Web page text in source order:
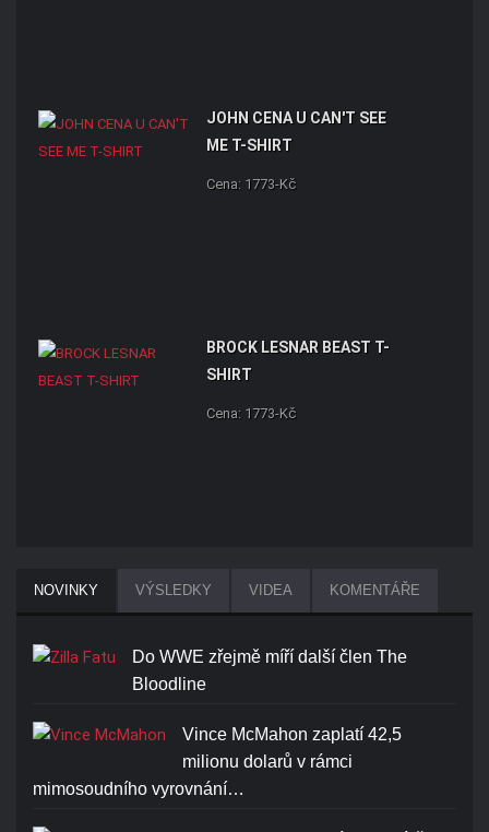
JOHN CENA U CAN'T SEE
ME T-SHIRT
Cena: 1773-Kč
BROCK LESNAR BEAST T-
SHIRT
Cena: 1773-Kč
NOVINKY VÝSLEDKY VIDEA KOMENTÁŘE
Do WWE zřejmě míří další člen The
Bloodline
Vince McMahon zaplatí 42,5
milionu dolarů v rámci
mimosoudního vyrovnání…